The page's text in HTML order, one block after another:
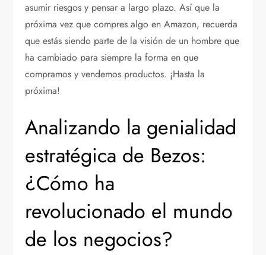
asumir riesgos y pensar a largo plazo. Así que la
próxima vez que compres algo en Amazon, recuerda
que estás siendo parte de la visión de un hombre que
ha cambiado para siempre la forma en que
compramos y vendemos productos. ¡Hasta la
próxima!
Analizando la genialidad
estratégica de Bezos:
¿Cómo ha
revolucionado el mundo
de los negocios?